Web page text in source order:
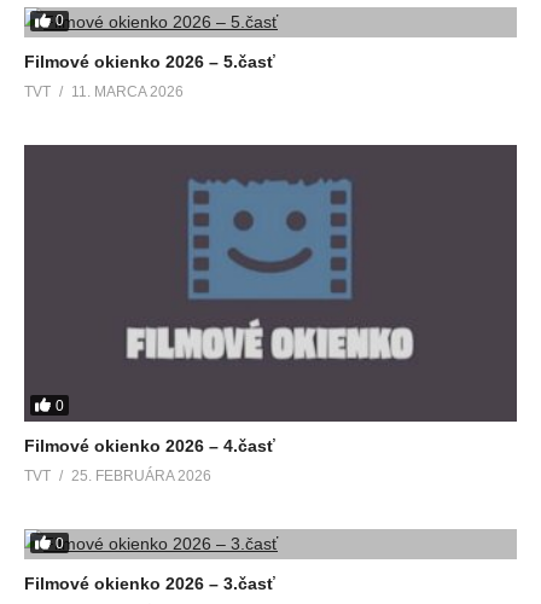
0
Filmové okienko 2026 – 5.časť
TVT 11. MARCA 2026
0
Filmové okienko 2026 – 4.časť
TVT 25. FEBRUÁRA 2026
0
Filmové okienko 2026 – 3.časť